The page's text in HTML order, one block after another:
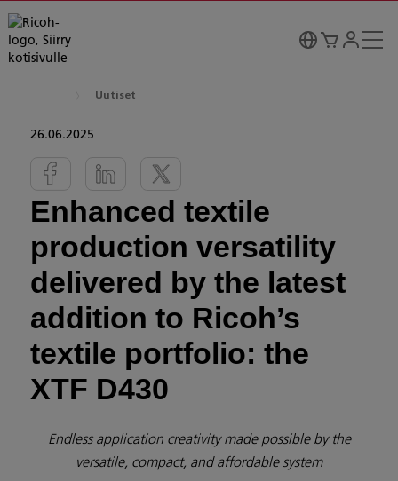
Uutiset
26.06.2025
Enhanced textile
production versatility
delivered by the latest
addition to Ricoh’s
textile portfolio: the
XTF D430
Endless application creativity made possible by the
versatile, compact, and affordable system